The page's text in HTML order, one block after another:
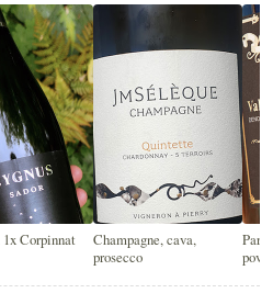
Corpinnat
Champagne, cava,
prosecco